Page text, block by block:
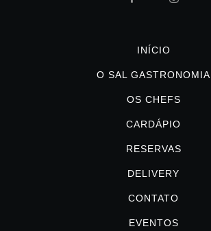
INÍCIO
O SAL GASTRONOMIA
OS CHEFS
CARDÁPIO
RESERVAS
DELIVERY
CONTATO
EVENTOS